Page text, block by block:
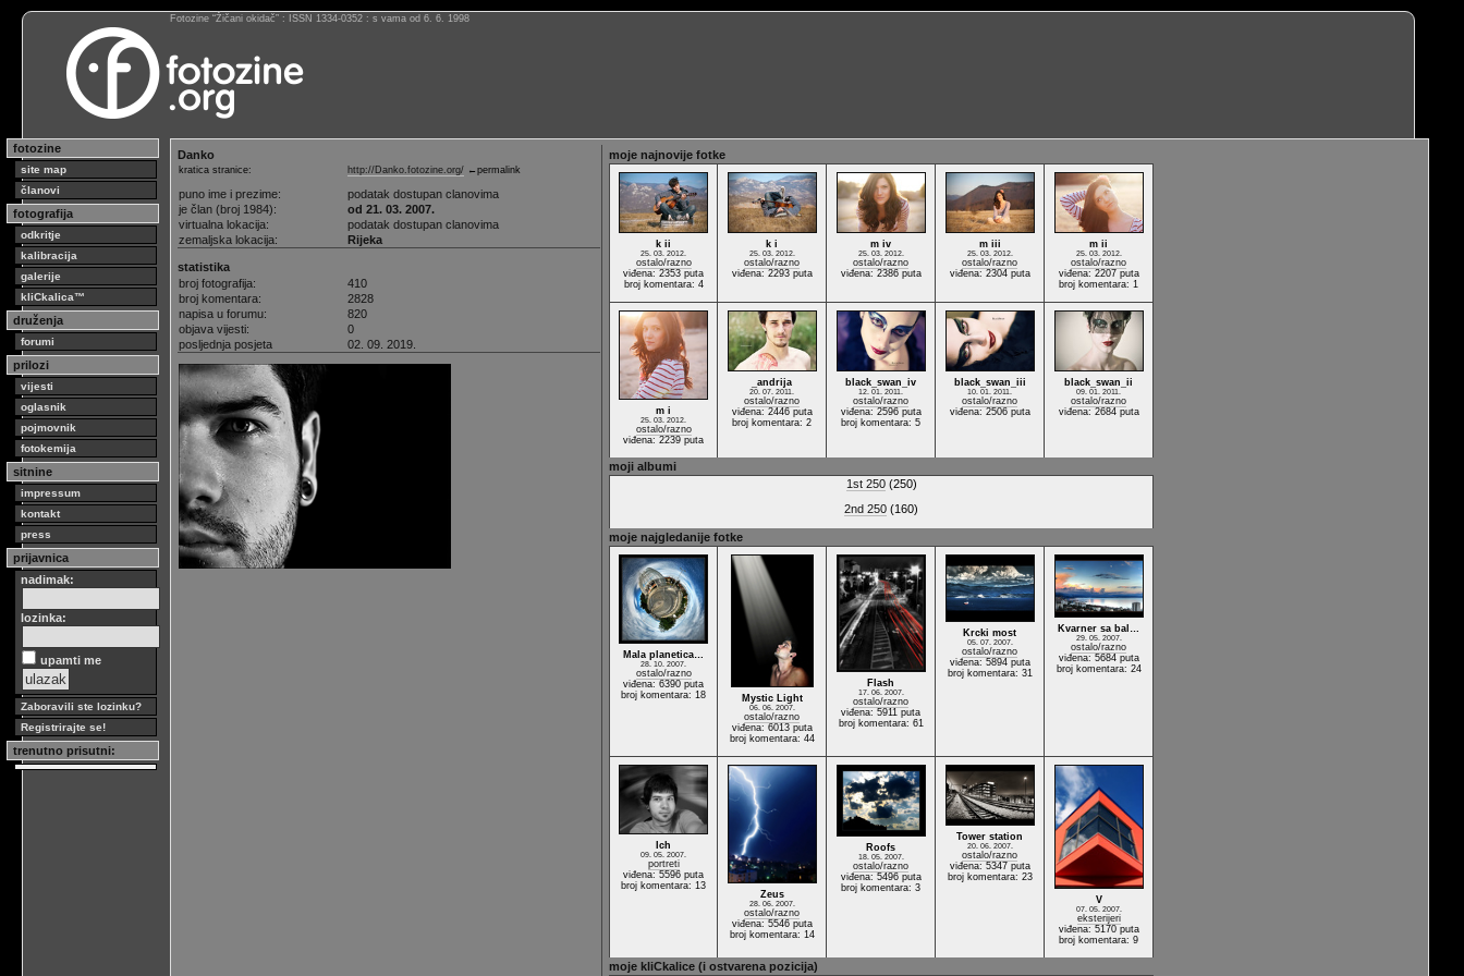
Fotozine “Žičani okidač” : ISSN 1334-0352 : s vama od 6. 6. 1998
fotozine
site map
članovi
fotografija
odkritje
kalibracija
galerije
kliCkalica™
druženja
forumi
prilozi
vijesti
oglasnik
pojmovnik
fotokemija
sitnine
impressum
kontakt
press
prijavnica
nadimak:
lozinka:
upamti me
Zaboravili ste lozinku?
Registrirajte se!
trenutno prisutni:
Danko
kratica stranice: http://Danko.fotozine.org/ ←permalink
puno ime i prezime:
podatak dostupan clanovima
je član (broj 1984):
od 21. 03. 2007.
virtualna lokacija:
podatak dostupan clanovima
zemaljska lokacija:
Rijeka
statistika
broj fotografija:
410
broj komentara:
2828
napisa u forumu:
820
objava vijesti:
0
posljednja posjeta
02. 09. 2019.
moje najnovije fotke
k ii
25. 03. 2012.
ostalo/razno
viđena: 2353 puta
broj komentara: 4
k i
25. 03. 2012.
ostalo/razno
viđena: 2293 puta
m iv
25. 03. 2012.
ostalo/razno
viđena: 2386 puta
m iii
25. 03. 2012.
ostalo/razno
viđena: 2304 puta
m ii
25. 03. 2012.
ostalo/razno
viđena: 2207 puta
broj komentara: 1
m i
25. 03. 2012.
ostalo/razno
viđena: 2239 puta
_andrija
20. 07. 2011.
ostalo/razno
viđena: 2446 puta
broj komentara: 2
black_swan_iv
12. 01. 2011.
ostalo/razno
viđena: 2596 puta
broj komentara: 5
black_swan_iii
10. 01. 2011.
ostalo/razno
viđena: 2506 puta
black_swan_ii
09. 01. 2011.
ostalo/razno
viđena: 2684 puta
moji albumi
1st 250(250)
2nd 250 (160)
moje najgledanije fotke
Mala planetica…
28. 10. 2007.
ostalo/razno
viđena: 6390 puta
broj komentara: 18
Mystic Light
06. 06. 2007.
ostalo/razno
viđena: 6013 puta
broj komentara: 44
Flash
17. 06. 2007.
ostalo/razno
viđena: 5911 puta
broj komentara: 61
Krcki most
05. 07. 2007.
ostalo/razno
viđena: 5894 puta
broj komentara: 31
Kvarner sa bal…
29. 05. 2007.
ostalo/razno
viđena: 5684 puta
broj komentara: 24
Ich
09. 05. 2007.
portreti
viđena: 5596 puta
broj komentara: 13
Zeus
28. 06. 2007.
ostalo/razno
viđena: 5546 puta
broj komentara: 14
Roofs
18. 05. 2007.
ostalo/razno
viđena: 5496 puta
broj komentara: 3
Tower station
20. 06. 2007.
ostalo/razno
viđena: 5347 puta
broj komentara: 23
V
07. 05. 2007.
eksterijeri
viđena: 5170 puta
broj komentara: 9
moje kliCkalice (i ostvarena pozicija)